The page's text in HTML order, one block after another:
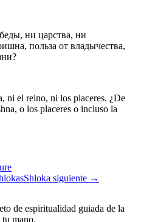
ни царства, ни
польза от владычества,
ni el reino, ni los placeres. ¿De
o los placeres o incluso la
Shloka siguiente →
de espiritualidad guiada de la
tu mano.